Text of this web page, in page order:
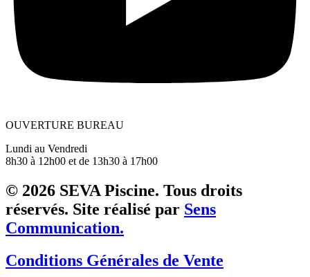
OUVERTURE BUREAU
Lundi au Vendredi
8h30 à 12h00 et de 13h30 à 17h00
© 2026 SEVA Piscine. Tous droits
réservés. Site réalisé par Sens
Communication.
Conditions Générales de Vente